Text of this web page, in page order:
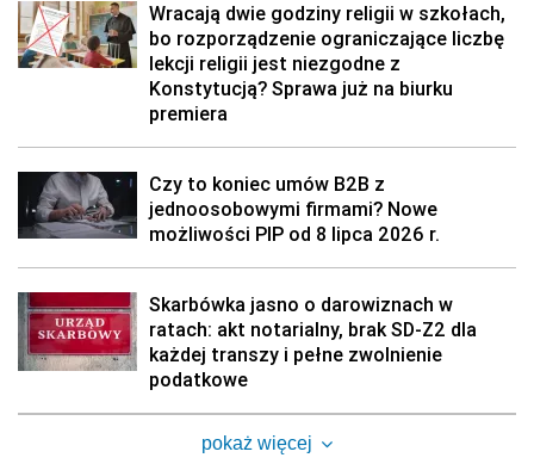
Wracają dwie godziny religii w szkołach,
bo rozporządzenie ograniczające liczbę
lekcji religii jest niezgodne z
Konstytucją? Sprawa już na biurku
premiera
Czy to koniec umów B2B z
jednoosobowymi firmami? Nowe
możliwości PIP od 8 lipca 2026 r.
Skarbówka jasno o darowiznach w
ratach: akt notarialny, brak SD-Z2 dla
każdej transzy i pełne zwolnienie
podatkowe
pokaż więcej